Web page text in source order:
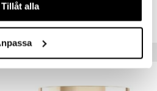
Tillåt alla
sinulle